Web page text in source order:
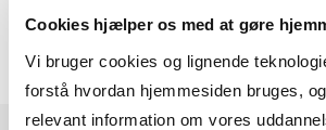
Cookies hjælper os med at gøre
Vi bruger cookies og lignende
forstå hvordan hjemmesiden bruges,
relevant information om vores
Institut for Regnskab